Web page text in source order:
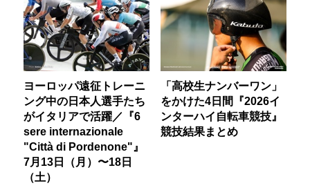
ヨーロッパ遠征トレーニ
ング中の日本人選手たち
がイタリアで活躍／『6
sere internazionale
"Città di Pordenone"』
7月13日（月）〜18日
（土）
「高校生ナンバーワン」
をかけた4日間『2026イ
ンターハイ自転車競技』
競技結果まとめ